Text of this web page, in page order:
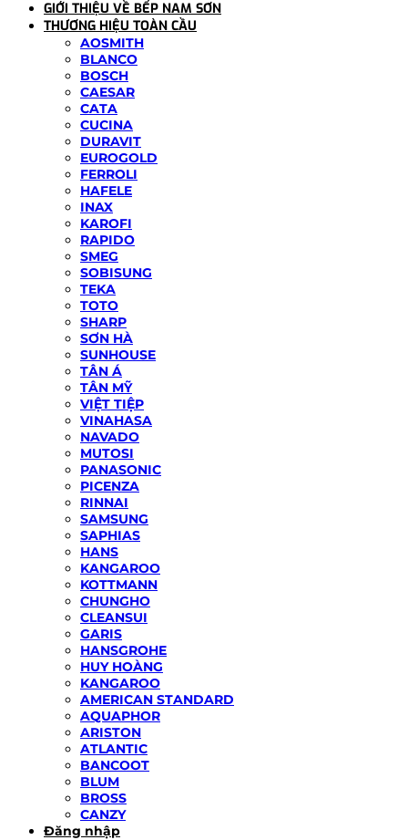
GIỚI THIỆU VỀ BẾP NAM SƠN
THƯƠNG HIỆU TOÀN CẦU
AOSMITH
BLANCO
BOSCH
CAESAR
CATA
CUCINA
DURAVIT
EUROGOLD
FERROLI
HAFELE
INAX
KAROFI
RAPIDO
SMEG
SOBISUNG
TEKA
TOTO
SHARP
SƠN HÀ
SUNHOUSE
TÂN Á
TÂN MỸ
VIỆT TIỆP
VINAHASA
NAVADO
MUTOSI
PANASONIC
PICENZA
RINNAI
SAMSUNG
SAPHIAS
HANS
KANGAROO
KOTTMANN
CHUNGHO
CLEANSUI
GARIS
HANSGROHE
HUY HOÀNG
KANGAROO
AMERICAN STANDARD
AQUAPHOR
ARISTON
ATLANTIC
BANCOOT
BLUM
BROSS
CANZY
Đăng nhập